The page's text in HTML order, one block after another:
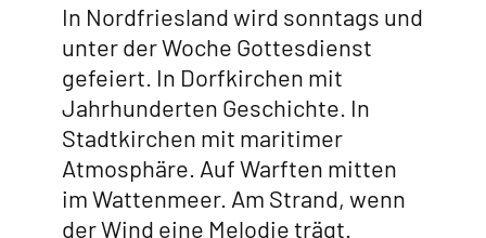
In Nordfriesland wird sonntags und
unter der Woche Gottesdienst
gefeiert. In Dorfkirchen mit
Jahrhunderten Geschichte. In
Stadtkirchen mit maritimer
Atmosphäre. Auf Warften mitten
im Wattenmeer. Am Strand, wenn
der Wind eine Melodie trägt.